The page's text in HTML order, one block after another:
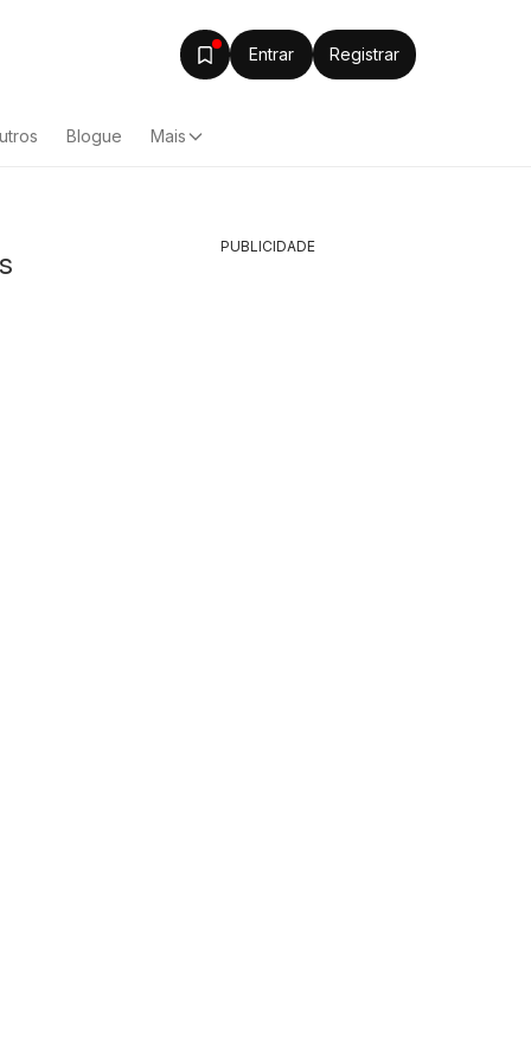
Entrar Registrar
Blogue Mais
PUBLICIDADE